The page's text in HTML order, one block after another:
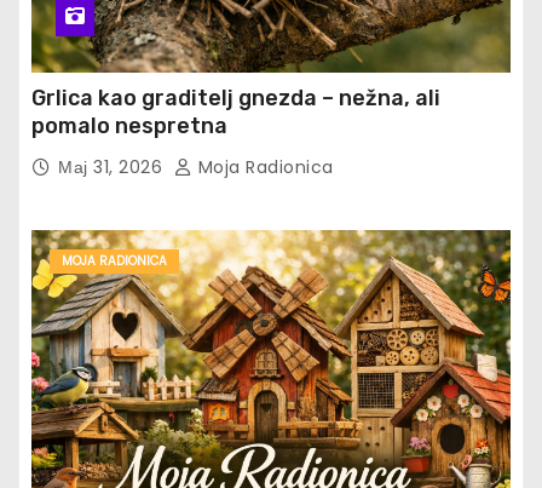
Grlica kao graditelj gnezda – nežna, ali
pomalo nespretna
Мај 31, 2026 Moja Radionica
MOJA RADIONICA